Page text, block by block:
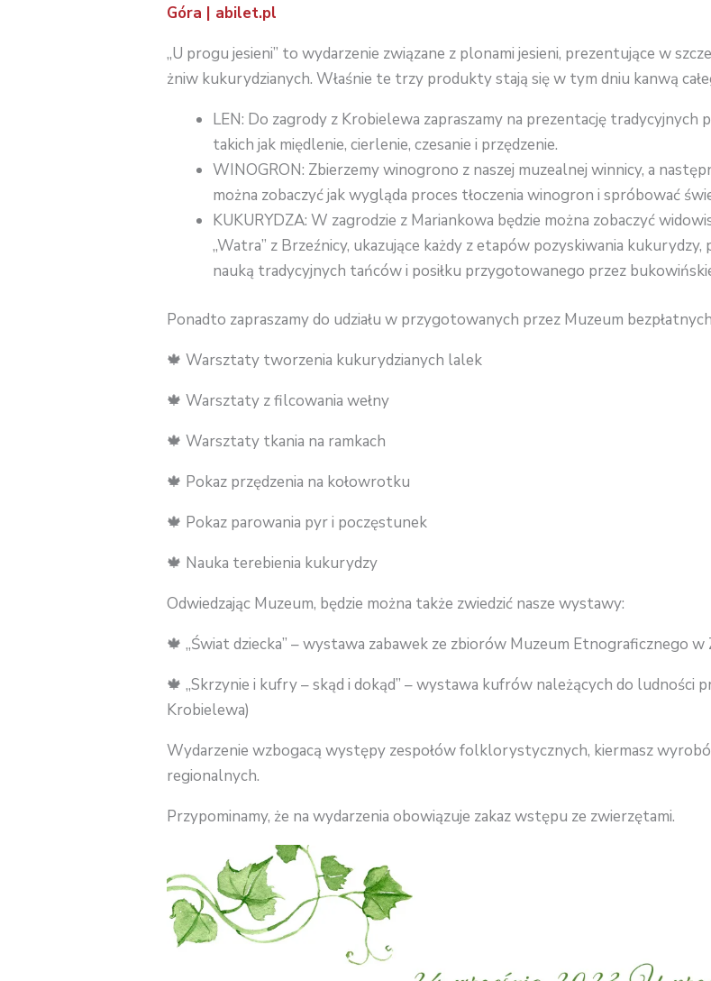
Góra | abilet.pl
„U progu jesieni” to wydarzenie związane z plonami jesieni, prezentujące w
żniw kukurydzianych. Właśnie te trzy produkty stają się w tym dniu kanwą
LEN: Do zagrody z Krobielewa zapraszamy na prezentację tradycyjnych
takich jak międlenie, cierlenie, czesanie i przędzenie.
WINOGRON: Zbierzemy winogrono z naszej muzealnej winnicy, a
można zobaczyć jak wygląda proces tłoczenia winogron i spróbować
KUKURYDZA: W zagrodzie z Mariankowa będzie można zobaczyć
„Watra” z Brzeźnicy, ukazujące każdy z etapów pozyskiwania
nauką tradycyjnych tańców i posiłku przygotowanego przez
Ponadto zapraszamy do udziału w przygotowanych przez Muzeum
🍁 Warsztaty tworzenia kukurydzianych lalek
🍁 Warsztaty z filcowania wełny
🍁 Warsztaty tkania na ramkach
🍁 Pokaz przędzenia na kołowrotku
🍁 Pokaz parowania pyr i poczęstunek
🍁 Nauka terebienia kukurydzy
Odwiedzając Muzeum, będzie można także zwiedzić nasze wystawy:
🍁 „Świat dziecka” – wystawa zabawek ze zbiorów Muzeum Etnograficznego
🍁 „Skrzynie i kufry – skąd i dokąd” – wystawa kufrów należących do ludności
Krobielewa)
Wydarzenie wzbogacą występy zespołów folklorystycznych, kiermasz
regionalnych.
Przypominamy, że na wydarzenia obowiązuje zakaz wstępu ze zwierzętami.